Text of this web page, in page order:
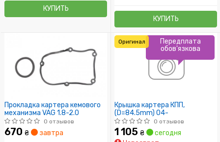
КУПИТЬ
КУПИТЬ
Прокладка картера кемового
механизма VAG 1.8-2.0
0 отзывов
670 ₴ завтра
Крышка картера КПП,
(D=84.5mm) 04-
0 отзывов
1 105 ₴
сегодня
Передплата
обов'язкова
Оригинал